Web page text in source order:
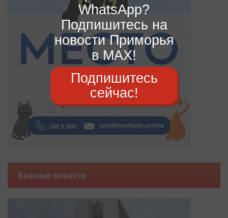
Важные новости
WhatsApp?
Подпишитесь на
новости Приморья
в MAX!
Подпишитесь
сейчас!